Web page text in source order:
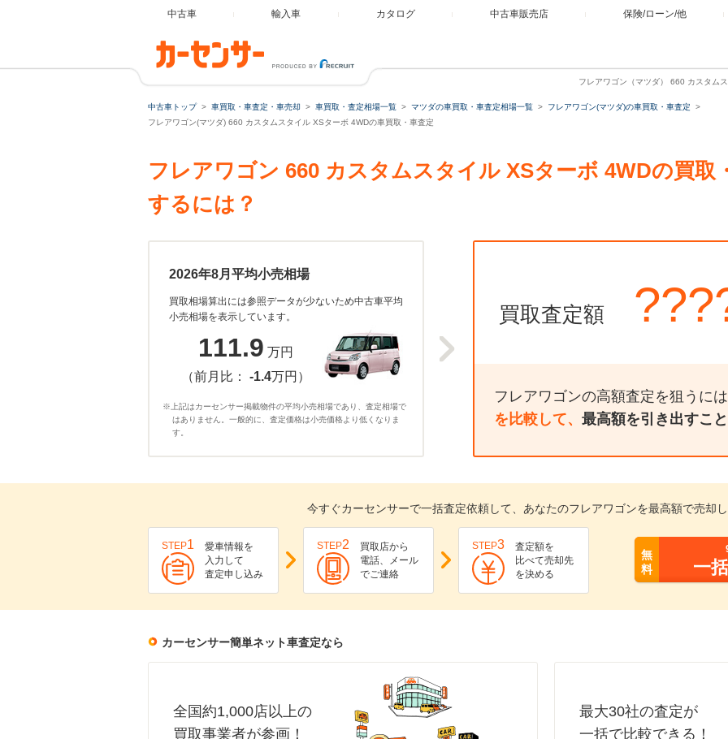
中古車 輸入車 カタログ 中古車販売店 保険/ローン/他
フレアワゴン（マツダ） 660 カスタム
中古車トップ 車買取・車査定・車売却 車買取・査定相場一覧 マツダの車買取・車査定相場一覧
フレアワゴン(マツダ)の車買取・車査定
フレアワゴン(マツダ) 660 カスタムスタイル XSターボ 4WDの車買取・車査定
フレアワゴン 660 カスタムスタイル XSターボ 4WDの買取
するには？
2026年8月平均小売相場
買取相場算出には参照データが少ないため中古車平均
小売相場を表示しています。
111.9 万円
（前月比： -1.4万円）
※上記はカーセンサー掲載物件の平均小売相場であり、査定相場で
はありません。一般的に、査定価格は小売価格より低くなりま
す。
買取査定額
フレアワゴンの高額査定を狙うに
を比較して、 最高額を引き出すこ
今すぐカーセンサーで一括査定依頼して、あなたのフレアワゴンを最高額で売却
STEP1
愛車情報を
入力して
査定申し込み
STEP2
買取店から
電話、メール
でご連絡
STEP3
査定額を
比べて売却先
を決める
無
料
一
カーセンサー簡単ネット車査定なら
全国約1,000店以上の
買取事業者が参画！
最大30社の査定が
一括で比較できる！